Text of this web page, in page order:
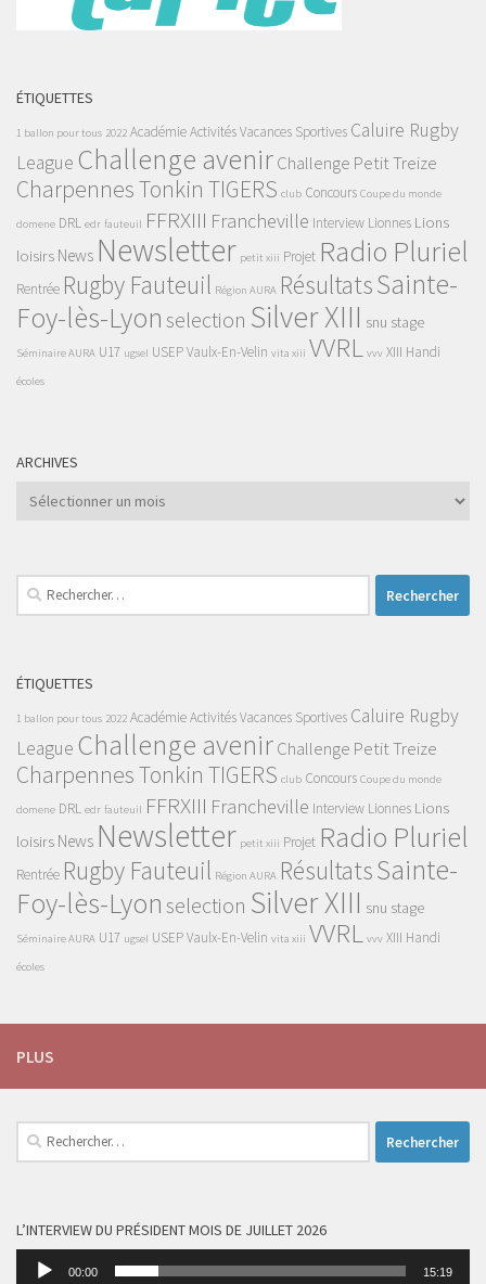
ÉTIQUETTES
1 ballon pour tous 2022 AcadémieActivités Vacances Sportives Caluire Rugby
League Challenge avenirChallenge Petit Treize
Charpennes Tonkin TIGERS club Concours Coupe du monde
domene DRL edr fauteuil FFRXIII Francheville Interview Lionnes Lions
loisirs News Newsletter petit xiii Projet Radio Pluriel
Rentrée Rugby Fauteuil Région AURA RésultatsSainte-
Foy-lès-Lyon selection Silver XIII snu stage
Séminaire AURA U17 ugsel USEPVaulx-En-Velin vita xiii VVRL vvv XIII Handi
écoles
ARCHIVES
Archives
Rechercher :
ÉTIQUETTES
1 ballon pour tous 2022 AcadémieActivités Vacances Sportives Caluire Rugby
League Challenge avenirChallenge Petit Treize
Charpennes Tonkin TIGERS club Concours Coupe du monde
domene DRL edr fauteuil FFRXIII Francheville Interview Lionnes Lions
loisirs News Newsletter petit xiii Projet Radio Pluriel
Rentrée Rugby Fauteuil Région AURA RésultatsSainte-
Foy-lès-Lyon selection Silver XIII snu stage
Séminaire AURA U17 ugsel USEPVaulx-En-Velin vita xiii VVRL vvv XIII Handi
écoles
PLUS
Rechercher :
L’INTERVIEW DU PRÉSIDENT MOIS DE JUILLET 2026
Lecteur
00:00 15:19